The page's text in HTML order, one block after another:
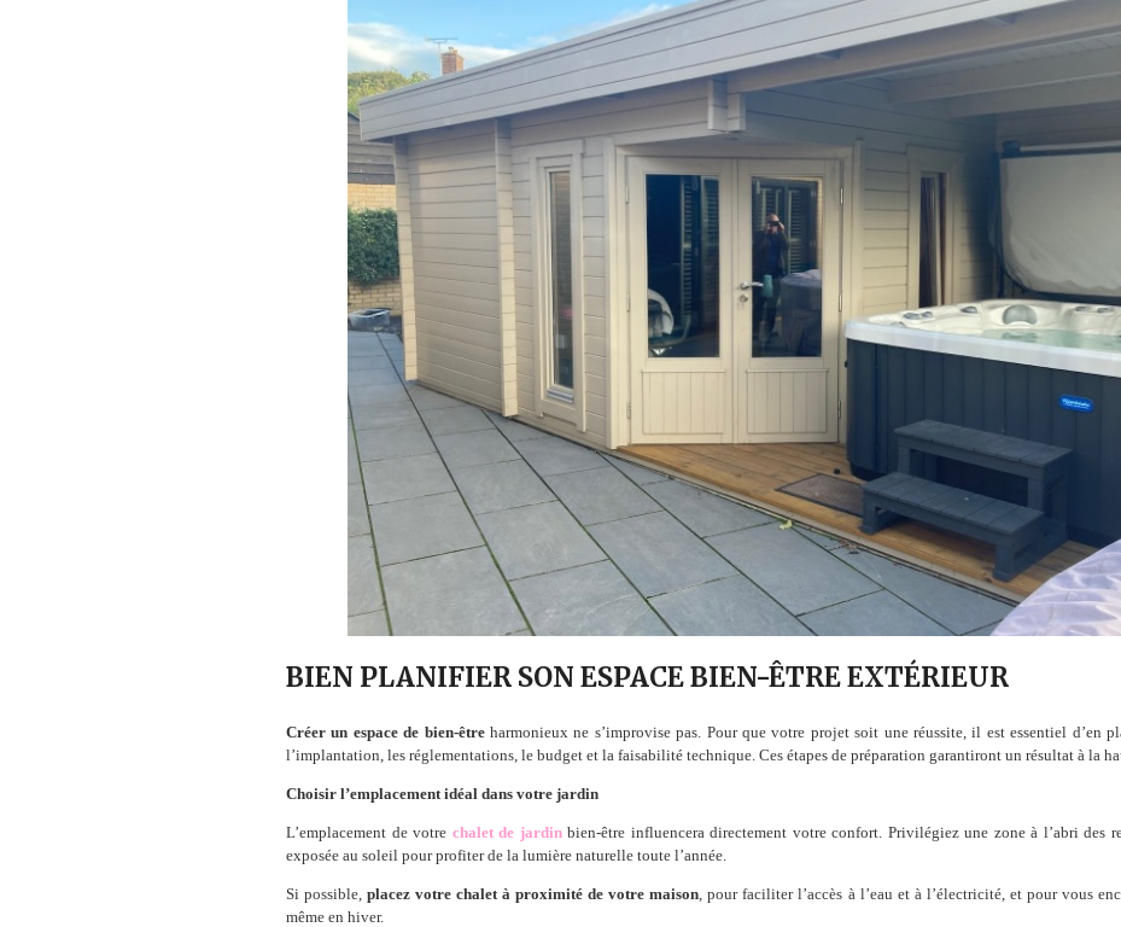
BIEN PLANIFIER SON ESPACE BIEN-ÊTRE EXTÉRIEUR
Créer un espace de bien-êtreharmonieux ne s’improvise pas. Pour que votre projet soit une réussite, il est essentiel d’en
l’implantation, les réglementations, le budget et la faisabilité technique. Ces étapes de préparation garantiront un résultat à la
Choisir l’emplacement idéal dans votre jardin
L’emplacement de votre chalet de jardinbien-être influencera directement votre confort. Privilégiez une zone à l’abri des
exposée au soleil pour profiter de la lumière naturelle toute l’année.
Si possible,placez votre chalet à proximité de votre maison , pour faciliter l’accès à l’eau et à l’électricité, et pour vous
même en hiver.